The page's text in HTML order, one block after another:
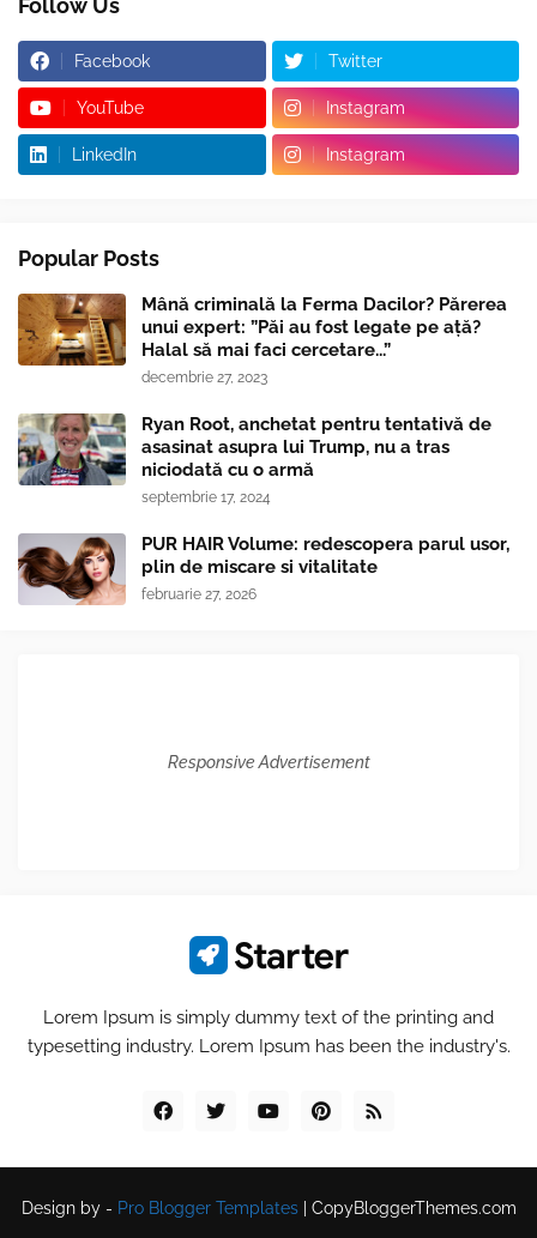
Follow Us
Facebook Twitter
YouTube Instagram
LinkedIn Instagram
Popular Posts
Mână criminală la Ferma Dacilor? Părerea
unui expert: ”Păi au fost legate pe ață?
Halal să mai faci cercetare...”
decembrie 27, 2023
Ryan Root, anchetat pentru tentativă de
asasinat asupra lui Trump, nu a tras
niciodată cu o armă
septembrie 17, 2024
PUR HAIR Volume: redescopera parul usor,
plin de miscare si vitalitate
februarie 27, 2026
Responsive Advertisement
Lorem Ipsum is simply dummy text of the printing and
typesetting industry. Lorem Ipsum has been the industry's.
Design by - Pro Blogger Templates| CopyBloggerThemes.com